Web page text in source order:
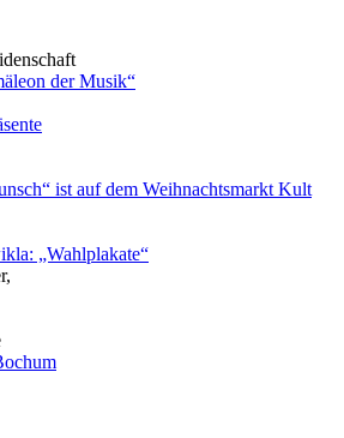
der Musik“
ist auf dem Weihnachtsmarkt Kult
„Wahlplakate“